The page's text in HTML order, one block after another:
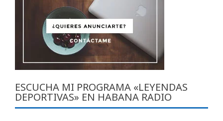
ESCUCHA MI PROGRAMA «LEYENDAS
DEPORTIVAS» EN HABANA RADIO